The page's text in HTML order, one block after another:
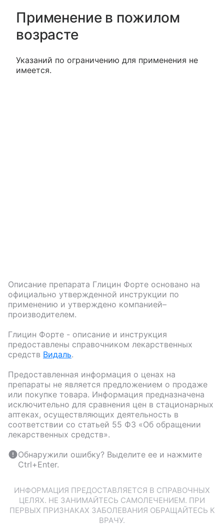
Применение в пожилом
возрасте
Указаний по ограничению для применения не
имеется.
Описание препарата Глицин Форте основано на
официально утвержденной инструкции по
применению и утверждено компанией–
производителем.
Глицин Форте - описание и инструкция
предоставлены справочником лекарственных
средств Видаль.
Предоставленная информация о ценах на
препараты не является предложением о продаже
или покупке товара. Информация предназначена
исключительно для сравнения цен в стационарных
аптеках, осуществляющих деятельность в
соответствии со статьей 55 ФЗ «Об обращении
лекарственных средств».
Обнаружили ошибку? Выделите ее и нажмите
Ctrl+Enter.
ИНФОРМАЦИЯ ПРЕДОСТАВЛЯЕТСЯ В СПРАВОЧНЫХ
ЦЕЛЯХ. НЕ ЗАНИМАЙТЕСЬ САМОЛЕЧЕНИЕМ. ПРИ
ПЕРВЫХ ПРИЗНАКАХ ЗАБОЛЕВАНИЯ ОБРАЩАЙТЕСЬ К
ВРАЧУ.